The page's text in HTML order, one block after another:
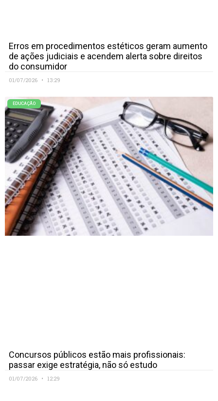
Erros em procedimentos estéticos geram aumento
de ações judiciais e acendem alerta sobre direitos
do consumidor
01/07/2026 13:29
EDUCAÇÃO
Concursos públicos estão mais profissionais:
passar exige estratégia, não só estudo
01/07/2026 12:29